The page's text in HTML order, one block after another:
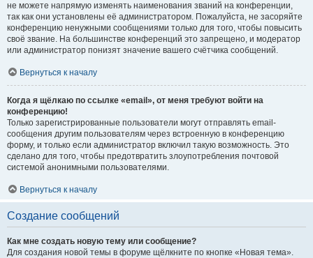
не можете напрямую изменять наименования званий на конференции,
так как они установлены её администратором. Пожалуйста, не засоряйте
конференцию ненужными сообщениями только для того, чтобы повысить
своё звание. На большинстве конференций это запрещено, и модератор
или администратор понизят значение вашего счётчика сообщений.
Вернуться к началу
Когда я щёлкаю по ссылке «email», от меня требуют войти на
конференцию!
Только зарегистрированные пользователи могут отправлять email-
сообщения другим пользователям через встроенную в конференцию
форму, и только если администратор включил такую возможность. Это
сделано для того, чтобы предотвратить злоупотребления почтовой
системой анонимными пользователями.
Вернуться к началу
Создание сообщений
Как мне создать новую тему или сообщение?
Для создания новой темы в форуме щёлкните по кнопке «Новая тема».